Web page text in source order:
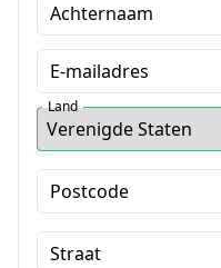
Achternaam
E-mailadres
Land
Postcode
Straat